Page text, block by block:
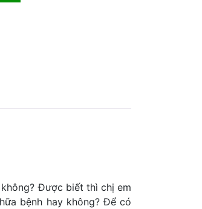
Được biết thì chị em
bệnh hay không? Để có